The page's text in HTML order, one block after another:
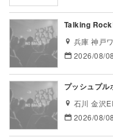
Talking
兵庫 神戸
2026/08/
プッシュプ
石川 金沢
2026/08/